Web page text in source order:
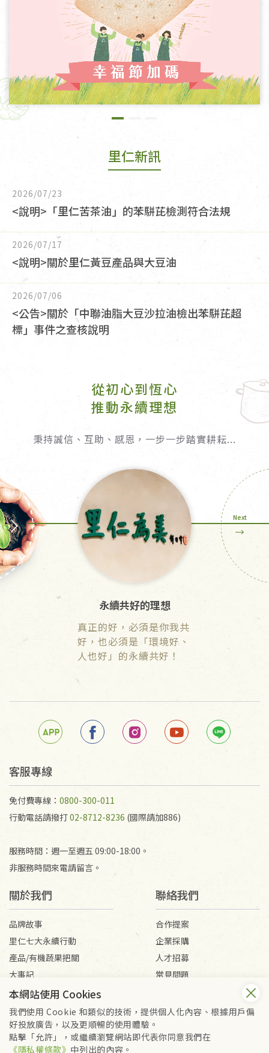
里仁新訊
2026/07/23
<說明>「里仁苦茶油」的苯駢芘檢測符合法規
2026/07/17
<說明>關於里仁黃豆產品與大豆油
2026/07/06
<公告>關於「中聯油脂大豆沙拉油檢出苯駢芘超
標」事件之查核說明
從初心到恆心
推動永續理想
秉持誠信、互助、感恩，一步一步踏實耕耘...
Next
永續共好的理想
真正的好，必須是你我共
好，也必須是「環境好、
人也好」的永續共好！
客服專線
免付費專線： 0800-300-011
行動電話請撥打02-8712-8236 (國際請加886)
服務時間：週一至週五 09:00-18:00。
非服務時間來電請留言。
關於我們
品牌故事
里仁七大永續行動
產品/有機蔬果把關
大事記
媒體報導
聯絡我們
合作提案
企業採購
人才招募
常見問題
會員服務條款
隱私權政策
Copyright © 2026 里仁事業股份有限公司(統編：16301262) /
本網站使用 Cookies
我們使用 Cookie 和類似的技術，提供個人化內容、根據用戶偏
好投放廣告，以及更順暢的使用體驗。
點擊「允許」，或繼續瀏覽網站即代表你同意我們在
《隱私權條款》 中列出的內容。